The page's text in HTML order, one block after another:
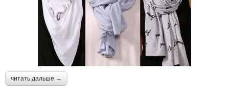
читать дальше →